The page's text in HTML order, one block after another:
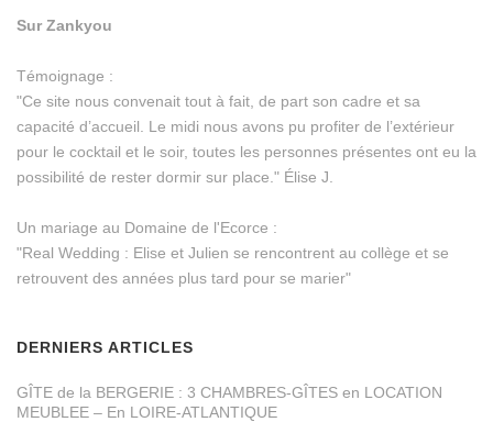
Sur Zankyou
Témoignage :
"Ce site nous convenait tout à fait, de part son cadre et sa
capacité d’accueil. Le midi nous avons pu profiter de l’extérieur
pour le cocktail et le soir, toutes les personnes présentes ont eu la
possibilité de rester dormir sur place." Élise J.
Un mariage au Domaine de l'Ecorce :
"Real Wedding : Elise et Julien se rencontrent au collège et se
retrouvent des années plus tard pour se marier"
DERNIERS ARTICLES
GÎTE de la BERGERIE : 3 CHAMBRES-GÎTES en LOCATION
MEUBLEE – En LOIRE-ATLANTIQUE